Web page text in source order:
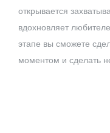
открывается
вдохновляет
этапе вы сможете
моментом и сделать